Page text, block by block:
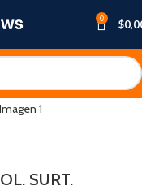
0 $
SURT.